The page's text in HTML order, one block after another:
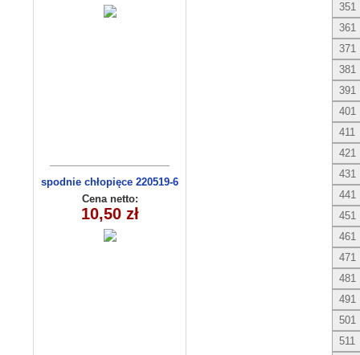
spodnie chłopięce 220519-6
(1- 4) 4 szt
Cena netto:
10,50 zł
351
361
371
381
391
401
411
421
431
441
451
461
471
481
491
501
511